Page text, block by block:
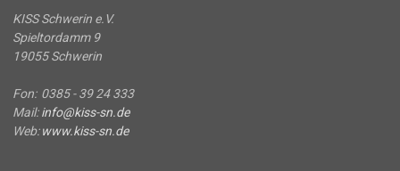
KISS Schwerin e.V.
Spieltordamm 9
19055 Schwerin
Fon: 0385 - 39 24 333
Mail: info@kiss-sn.de
Web: www.kiss-sn.de